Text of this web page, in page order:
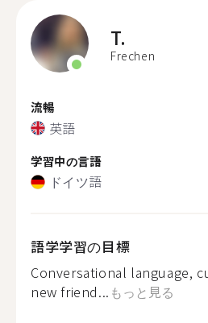
T.
Frechen
流暢
英語
学習中の言語
ドイツ語
語学学習の目標
Conversational language,
new friend... もっと見る